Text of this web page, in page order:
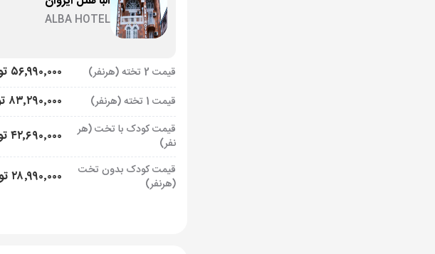
ALBA HOTEL
قیمت 2 تخته (هرنفر) ۵۶٬۹۹۰٬۰۰۰ تومان
قیمت 1 تخته (هرنفر) ۸۳٬۲۹۰٬۰۰۰ تومان
قیمت کودک با تخت (هر
نفر)
۴۲٬۶۹۰٬۰۰۰ تومان
قیمت کودک بدون تخت
(هرنفر)
۲۸٬۹۹۰٬۰۰۰ تومان